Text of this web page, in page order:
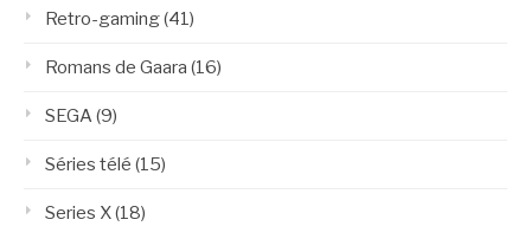
Retro-gaming(41)
Romans de Gaara (16)
SEGA(9)
Séries télé (15)
Series X(18)